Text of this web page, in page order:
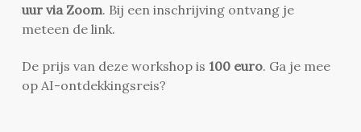
uur via Zoom. Bij een inschrijving ontvang je
meteen de link.
De prijs van deze workshop is 100 euro. Ga je mee
op AI-ontdekkingsreis?